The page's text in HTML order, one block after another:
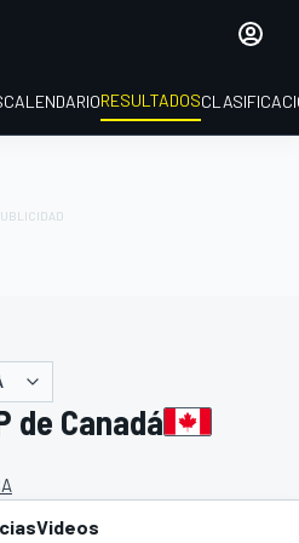
CALENDARIORESULTADOS
de Canadá
Videos